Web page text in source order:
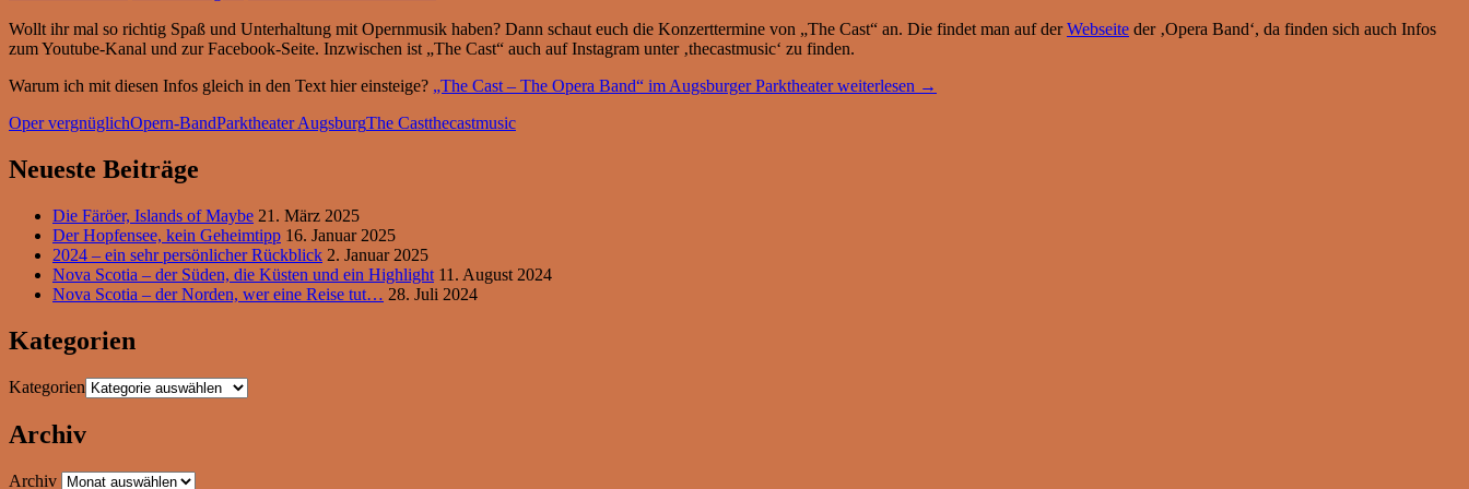
Wollt ihr mal so richtig Spaß und Unterhaltung mit Opernmusik haben? Dann schaut euch die Konzerttermine von „The Cast“ an. Die findet man auf derWebseite der ‚Opera Band‘, da finden sich auch Infos
zum Youtube-Kanal und zur Facebook-Seite. Inzwischen ist „The Cast“ auch auf Instagram unter ‚thecastmusic‘ zu finden.
Warum ich mit diesen Infos gleich in den Text hier einsteige? „The Cast – The Opera Band“ im Augsburger Parktheaterweiterlesen →
Oper vergnüglichOpern-BandParktheater AugsburgThe Castthecastmusic
Neueste Beiträge
Die Färöer, Islands of Maybe 21. März 2025
Der Hopfensee, kein Geheimtipp 16. Januar 2025
2024 – ein sehr persönlicher Rückblick 2. Januar 2025
Nova Scotia – der Süden, die Küsten und ein Highlight 11. August 2024
Nova Scotia – der Norden, wer eine Reise tut… 28. Juli 2024
Kategorien
Kategorien
Archiv
Archiv